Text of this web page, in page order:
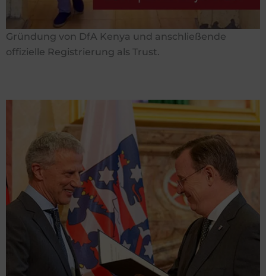
Gründung von DfA Kenya und anschließende
offizielle Registrierung als Trust.